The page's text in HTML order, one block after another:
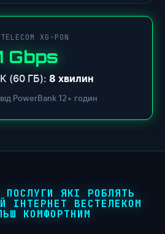
XG-PON
Gbps
(60 ГБ): 8 хвилин
PowerBank 12+ годин
ПОСЛУГИ ЯКІ РОБЛЯТЬ
ІНТЕРНЕТ ВЕСТЕЛЕКОМ
КОМФОРТНИМ